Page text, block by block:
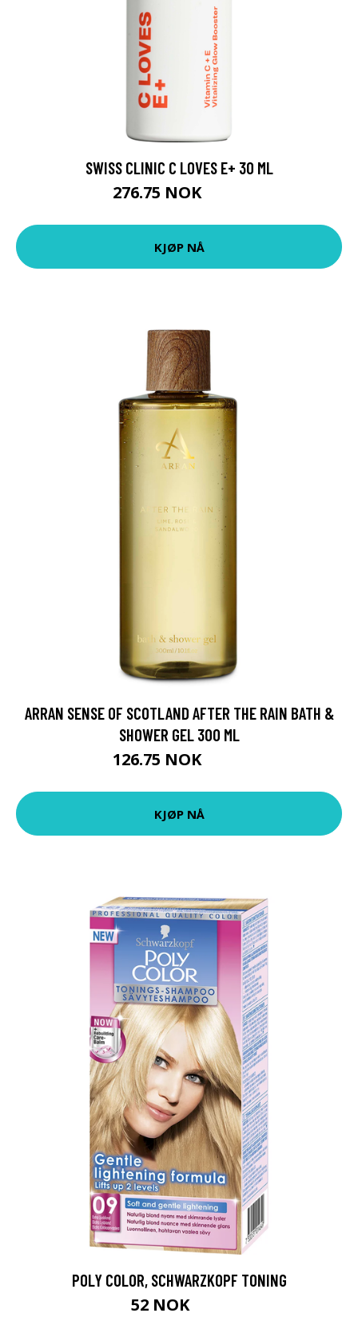
SWISS CLINIC C LOVES E+ 30 ML
276.75 NOK
KJØP NÅ
ARRAN SENSE OF SCOTLAND AFTER THE RAIN BATH &
SHOWER GEL 300 ML
126.75 NOK
KJØP NÅ
POLY COLOR, SCHWARZKOPF TONING
52 NOK